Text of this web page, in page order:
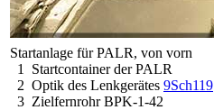
Startanlage für PALR, von vorn
1 Startcontainer der PALR
2 Optik des Lenkgerätes 9Sch119
3 Zielfernrohr BPK-1-42